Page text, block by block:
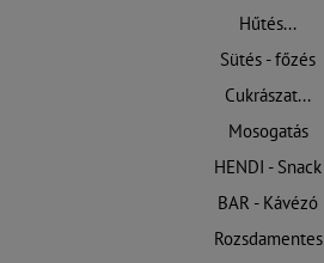
Hűtés...
Sütés - főzés
Cukrászat...
Mosogatás
HENDI - Snack
BAR - Kávézó
Rozsdamentes